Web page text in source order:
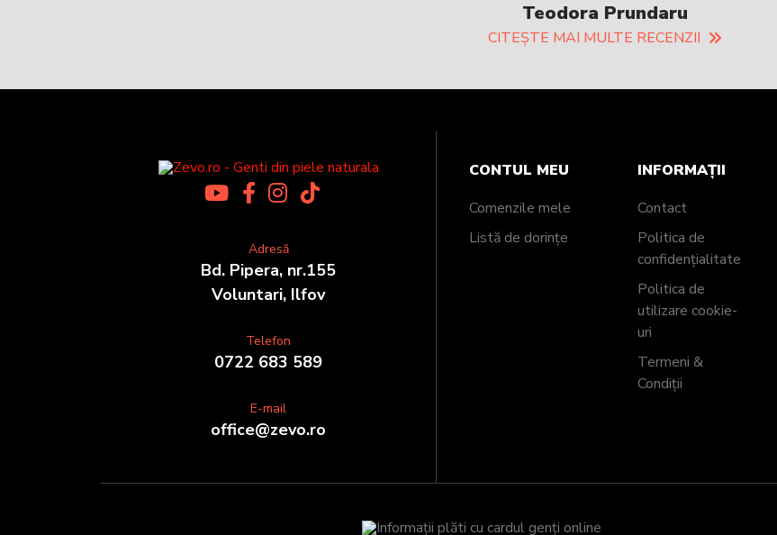
Teodora Prundaru
CITEȘTE MAI MULTE RECENZII
Adresă
Bd. Pipera, nr.155
Voluntari, Ilfov
Telefon
0722 683 589
E-mail
office@zevo.ro
CONTUL MEU
Comenzile mele
Listă de dorințe
INFORMAȚII
Contact
Politica de
confidențialitate
Politica de
utilizare cookie-
uri
Termeni &
Condiții